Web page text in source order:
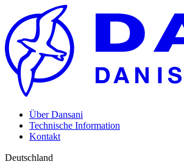
Über Dansani
Technische Information
Kontakt
Deutschland